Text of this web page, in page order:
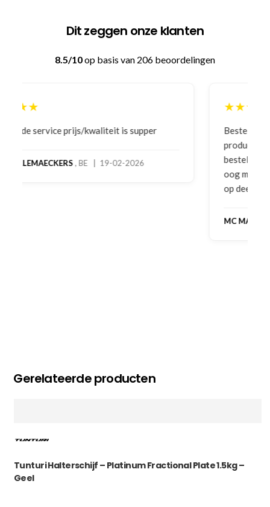
Dit zeggen onze klanten
8.5/10op basis van 206 beoordelingen
★★★★★
Bestelling gedaan vanwege goede prijzen en
bestelling al ontvangen met gifts, waardoor je
Gerelateerde producten
Tunturi Halterschijf – Platinum Fractional Plate 1.5kg –
Geel